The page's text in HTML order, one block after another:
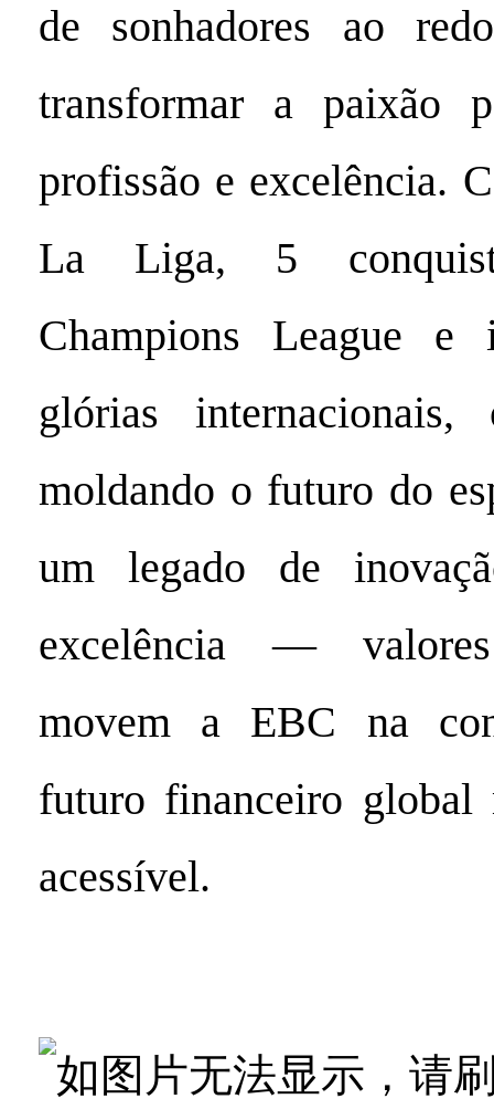
de sonhadores ao
transformar a paixão
profissão e excelência.
La Liga, 5
Champions League e
glórias
moldando o futuro do
um legado de
excelência —
movem a EBC na
futuro financeiro global
acessível.